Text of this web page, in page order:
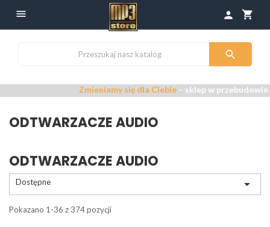
 shopping_cart
person

Zmieniamy się dla Ciebie– sklep w przebudowie –
ODTWARZACZE AUDIO
ODTWARZACZE AUDIO
Dostępne 
Pokazano 1-36 z 374 pozycji